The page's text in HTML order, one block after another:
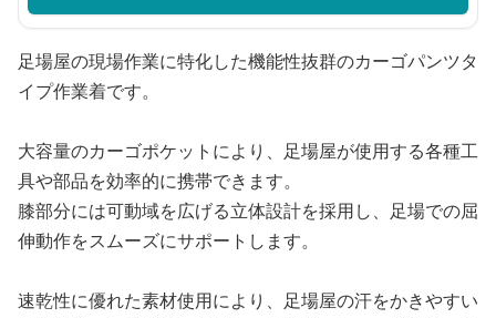
足場屋の現場作業に特化した機能性抜群のカーゴパンツタ
イプ作業着です。
大容量のカーゴポケットにより、足場屋が使用する各種工
具や部品を効率的に携帯できます。
膝部分には可動域を広げる立体設計を採用し、足場での屈
伸動作をスムーズにサポートします。
速乾性に優れた素材使用により、足場屋の汗をかきやすい